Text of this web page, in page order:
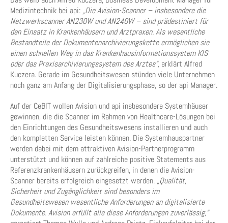
Medizintechnik bei api: „Die Avision-Scanner – insbesondere die
Netzwerkscanner AN230W und AN240W – sind prädestiniert für
den Einsatz in Krankenhäusern und Arztpraxen. Als wesentliche
Bestandteile der Dokumentenarchivierungskette ermöglichen sie
einen schnellen Weg in das Krankenhausinformationssystem KIS
oder das Praxisarchivierungssystem des Arztes“, erklärt Alfred
Kuczera. Gerade im Gesundheitswesen stünden viele Unternehmen
noch ganz am Anfang der Digitalisierungsphase, so der api Manager.
Auf der CeBIT wollen Avision und api insbesondere Systemhäuser
gewinnen, die die Scanner im Rahmen von Healthcare-Lösungen bei
den Einrichtungen des Gesundheitswesens installieren und auch
den kompletten Service leisten können. Die Systemhauspartner
werden dabei mit dem attraktiven Avision-Partnerprogramm
unterstützt und können auf zahlreiche positive Statements aus
Referenzkrankenhäusern zurückgreifen, in denen die Avision-
Scanner bereits erfolgreich eingesetzt werden. „Qualität,
Sicherheit und Zugänglichkeit sind besonders im
Gesundheitswesen wesentliche Anforderungen an digitalisierte
Dokumente. Avision erfüllt alle diese Anforderungen zuverlässig,“